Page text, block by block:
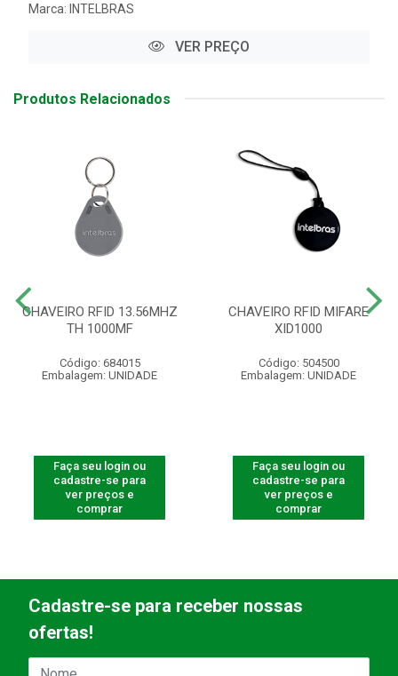
Marca: INTELBRAS
VER PREÇO
Produtos Relacionados
CHAVEIRO RFID 13.56MHZ
TH 1000MF
Código: 684015
Embalagem: UNIDADE
Faça seu login ou
cadastre-se para
ver preços e
comprar
CHAVEIRO RFID MIFARE
XID1000
Código: 504500
Embalagem: UNIDADE
Faça seu login ou
cadastre-se para
ver preços e
comprar
Cadastre-se para receber nossas
ofertas!